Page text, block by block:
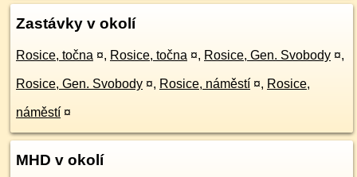
Zastávky v okolí
Rosice, točna ¤, Rosice, točna ¤, Rosice, Gen. Svobody ¤,
Rosice, Gen. Svobody ¤, Rosice, náměstí ¤, Rosice,
náměstí ¤
MHD v okolí